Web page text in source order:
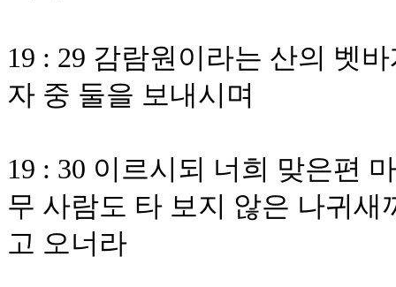
19 : 29 감람원이라는 산의 벳
자 중 둘을 보내시며
19 : 30 이르시되 너희 맞은편
무 사람도 타 보지 않은 나귀
고 오너라